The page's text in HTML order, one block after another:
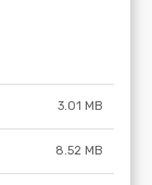
3.01 MB
8.52 MB